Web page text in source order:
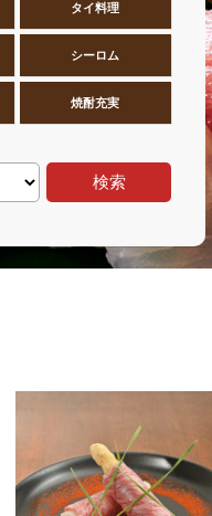
タイ料理
シーロム
焼酎充実
検索